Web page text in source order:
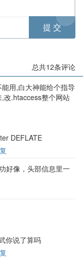
总共12条评论
用,白大神能给个指导
改.htaccess整个网站
DEFLATE
好像，头部信息里一
你说了算吗